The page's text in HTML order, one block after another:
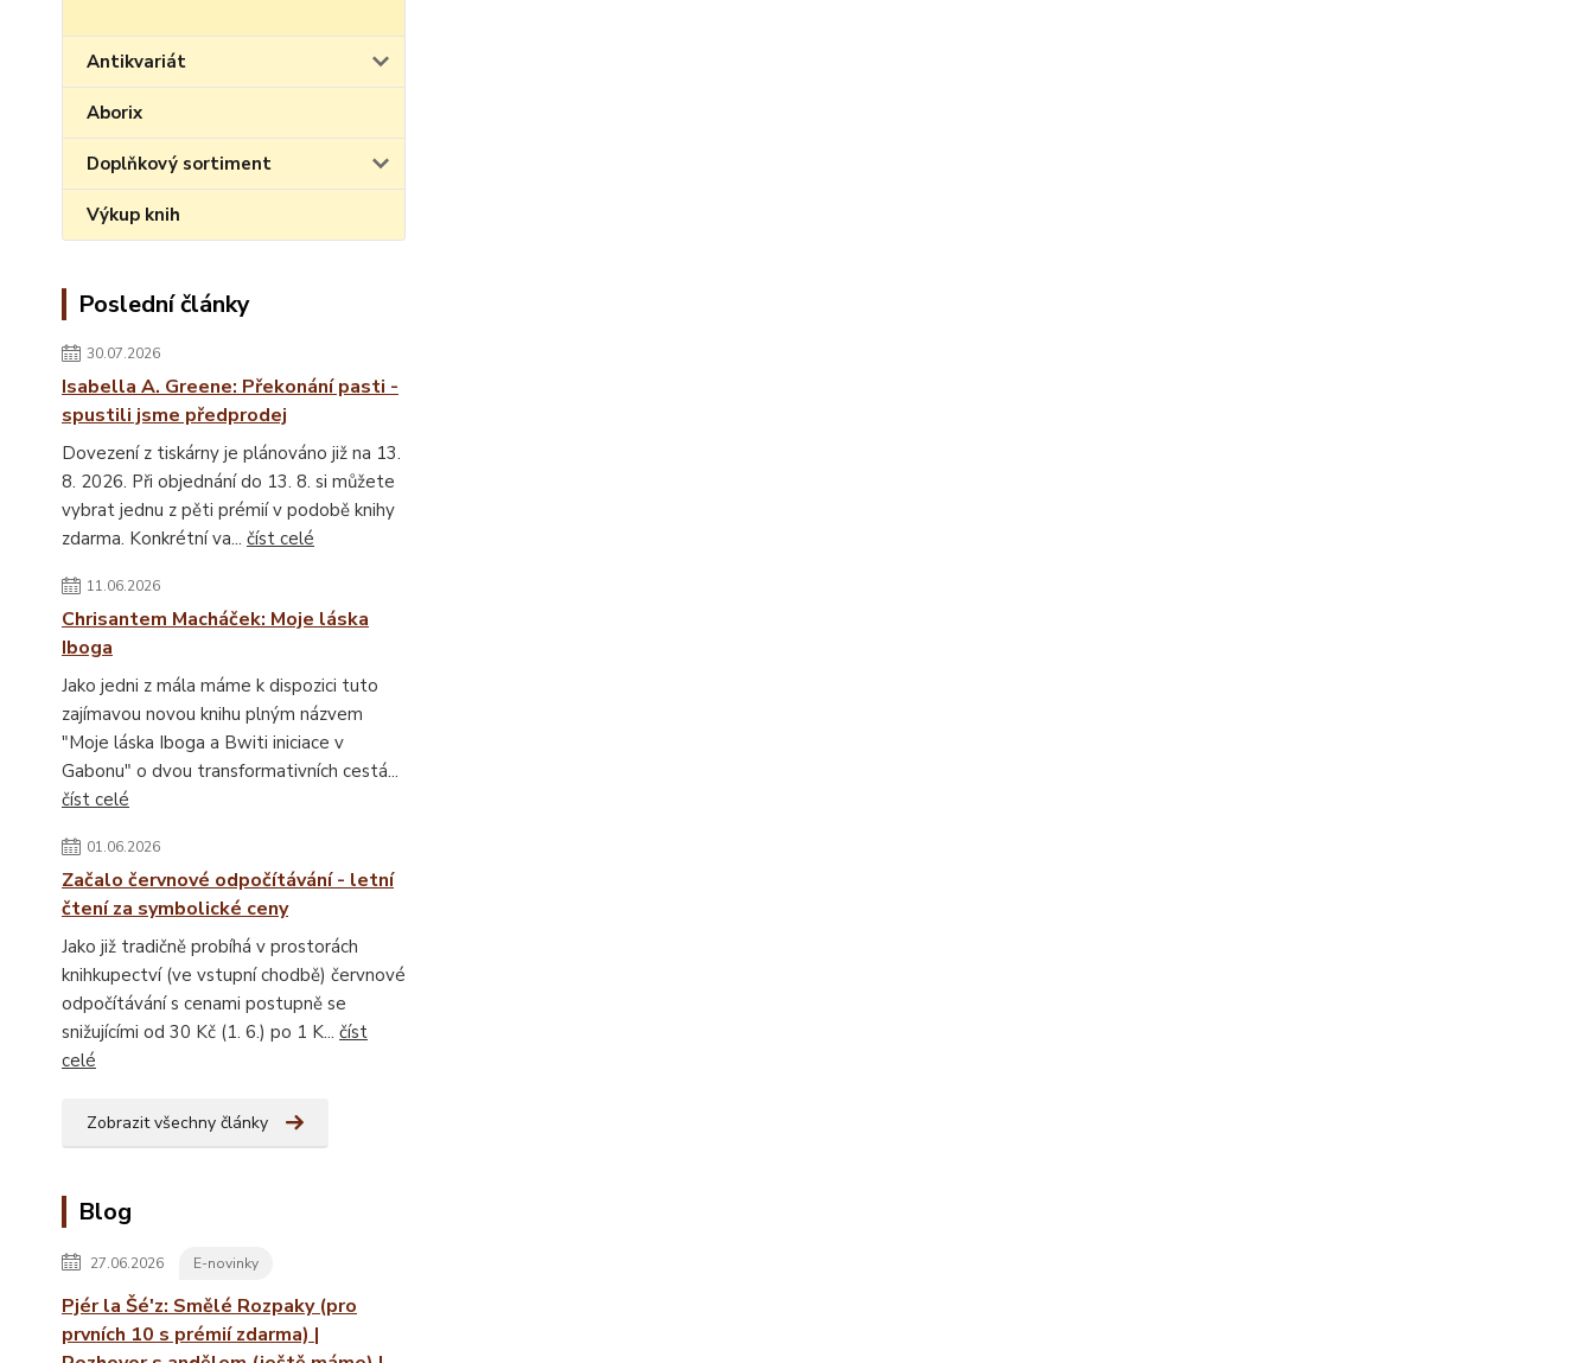
Antikvariát
Aborix
Doplňkový sortiment
Výkup knih
Poslední články
30.07.2026
Isabella A. Greene: Překonání pasti -
spustili jsme předprodej
Dovezení z tiskárny je plánováno již na 13.
8. 2026. Při objednání do 13. 8. si můžete
vybrat jednu z pěti prémií v podobě knihy
zdarma. Konkrétní va... číst celé
11.06.2026
Chrisantem Macháček: Moje láska
Iboga
Jako jedni z mála máme k dispozici tuto
zajímavou novou knihu plným názvem
"Moje láska Iboga a Bwiti iniciace v
Gabonu" o dvou transformativních cestá...
číst celé
01.06.2026
Začalo červnové odpočítávání - letní
čtení za symbolické ceny
Jako již tradičně probíhá v prostorách
knihkupectví (ve vstupní chodbě) červnové
odpočítávání s cenami postupně se
snižujícími od 30 Kč (1. 6.) po 1 K... číst
celé
Zobrazit všechny články
Blog
27.06.2026 E-novinky
Pjér la Šé'z: Smělé Rozpaky (pro
prvních 10 s prémií zdarma) |